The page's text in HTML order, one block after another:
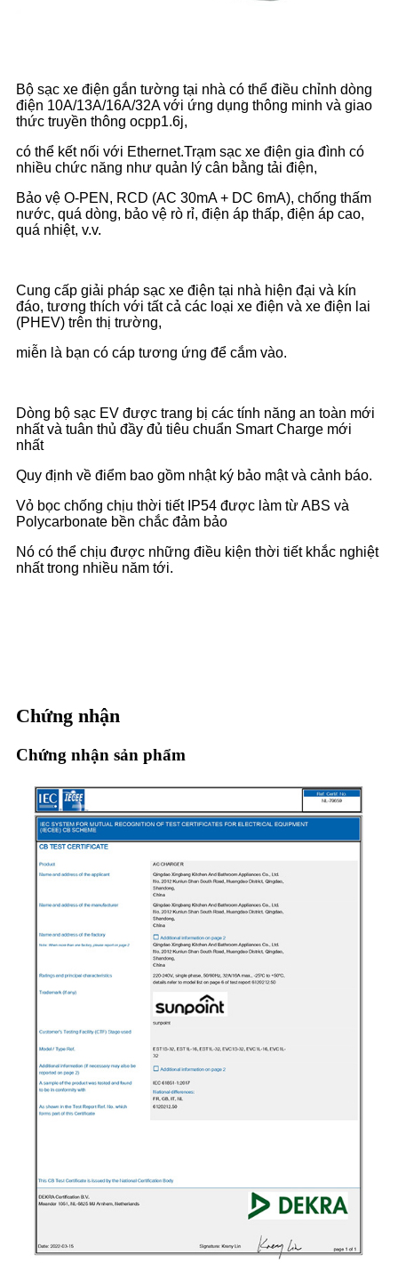
Bộ sạc xe điện gắn tường tại nhà có thể điều chỉnh dòng
điện 10A/13A/16A/32A với ứng dụng thông minh và giao
thức truyền thông ocpp1.6j,
có thể kết nối với Ethernet.Trạm sạc xe điện gia đình có
nhiều chức năng như quản lý cân bằng tải điện,
Bảo vệ O-PEN, RCD (AC 30mA + DC 6mA), chống thấm
nước, quá dòng, bảo vệ rò rỉ, điện áp thấp, điện áp cao,
quá nhiệt, v.v.
Cung cấp giải pháp sạc xe điện tại nhà hiện đại và kín
đáo, tương thích với tất cả các loại xe điện và xe điện lai
(PHEV) trên thị trường,
miễn là bạn có cáp tương ứng để cắm vào.
Dòng bộ sạc EV được trang bị các tính năng an toàn mới
nhất và tuân thủ đầy đủ tiêu chuẩn Smart Charge mới
nhất
Quy định về điểm bao gồm nhật ký bảo mật và cảnh báo.
Vỏ bọc chống chịu thời tiết IP54 được làm từ ABS và
Polycarbonate bền chắc đảm bảo
Nó có thể chịu được những điều kiện thời tiết khắc nghiệt
nhất trong nhiều năm tới.
Chứng nhận
Chứng nhận sản phẩm